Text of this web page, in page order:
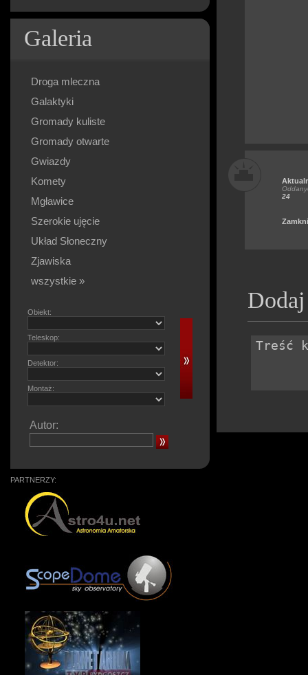
Galeria
Droga mleczna
Galaktyki
Gromady kuliste
Gromady otwarte
Gwiazdy
Komety
Mgławice
Szerokie ujęcie
Układ Słoneczny
Zjawiska
wszystkie »
Obiekt:
Teleskop:
Detektor:
Montaż:
Autor:
PARTNERZY:
24